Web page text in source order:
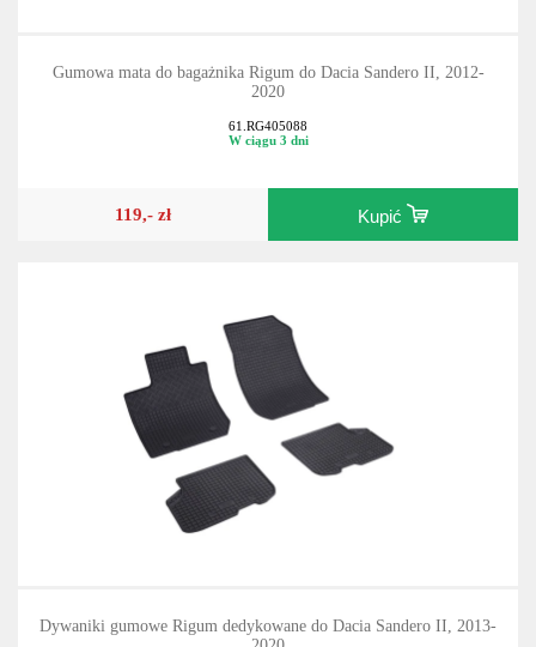
Gumowa mata do bagażnika Rigum do Dacia Sandero II, 2012-
2020
61.RG405088
W ciągu 3 dni
119,- zł Kupić
Dywaniki gumowe Rigum dedykowane do Dacia Sandero II, 2013-